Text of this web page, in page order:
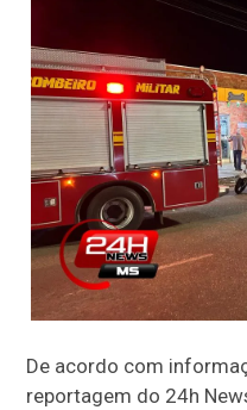
De acordo com
reportagem do 24h